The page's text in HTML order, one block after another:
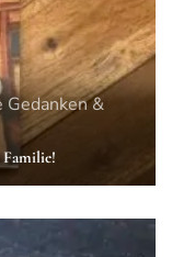
Gedanken &